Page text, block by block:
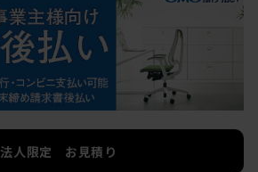
法人限定 お見積り